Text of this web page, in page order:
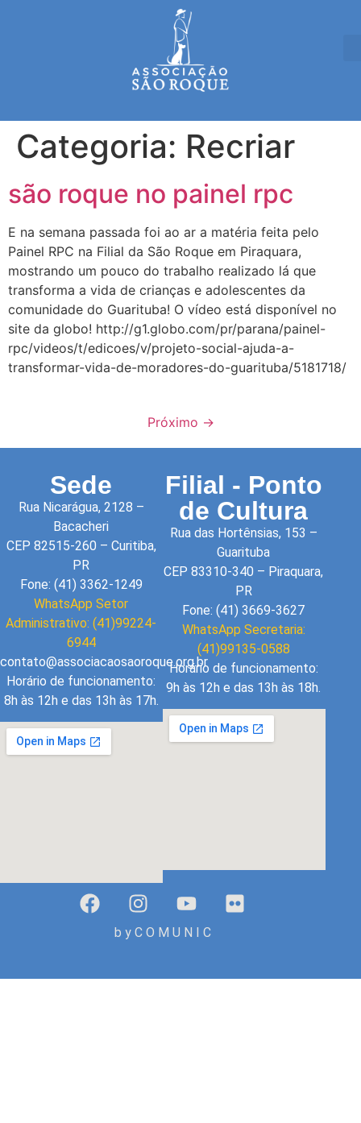
Categoria: Recriar
são roque no painel rpc
E na semana passada foi ao ar a matéria feita pelo
Painel RPC na Filial da São Roque em Piraquara,
mostrando um pouco do trabalho realizado lá que
transforma a vida de crianças e adolescentes da
comunidade do Guarituba! O vídeo está disponível no
site da globo! http://g1.globo.com/pr/parana/painel-
rpc/videos/t/edicoes/v/projeto-social-ajuda-a-
transformar-vida-de-moradores-do-guarituba/5181718/
Próximo →
Sede
Rua Nicarágua, 2128 –
Bacacheri
CEP 82515-260 – Curitiba,
PR
Fone: (41) 3362-1249
WhatsApp Setor
Administrativo: (41)99224-
6944
contato@associacaosaoroque.org.br
Horário de funcionamento:
8h às 12h e das 13h às 17h.
Filial - Ponto
de Cultura
Rua das Hortênsias, 153 –
Guarituba
CEP 83310-340 – Piraquara,
PR
Fone: (41) 3669-3627
WhatsApp Secretaria:
(41)99135-0588
Horário de funcionamento:
9h às 12h e das 13h às 18h.
b y C O M U N I C